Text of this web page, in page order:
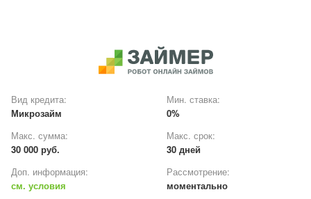
Вид кредита:
Микрозайм
Мин. ставка:
0%
Макс. сумма:
30 000 руб.
Макс. срок:
30 дней
Доп. информация:
см. условия
Рассмотрение:
моментально